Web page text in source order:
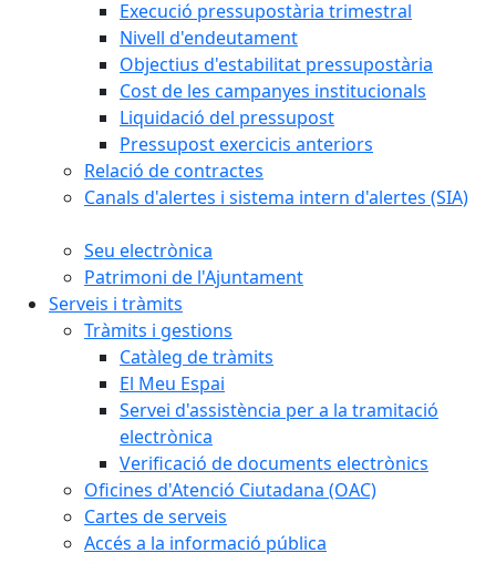
Execució pressupostària trimestral
Nivell d'endeutament
Objectius d'estabilitat pressupostària
Cost de les campanyes institucionals
Liquidació del pressupost
Pressupost exercicis anteriors
Relació de contractes
Canals d'alertes i sistema intern d'alertes (SIA)
Seu electrònica
Patrimoni de l'Ajuntament
Serveis i tràmits
Tràmits i gestions
Catàleg de tràmits
El Meu Espai
Servei d'assistència per a la tramitació
electrònica
Verificació de documents electrònics
Oficines d'Atenció Ciutadana (OAC)
Cartes de serveis
Accés a la informació pública